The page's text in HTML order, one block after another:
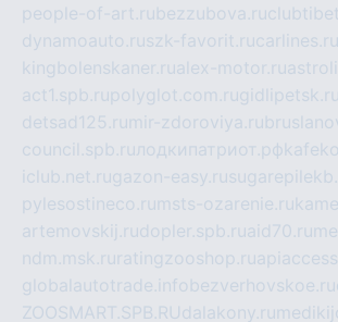
people-of-art.rubezzubova.ru
dynamoauto.ruszk-favorit.rucarlines.ru
kingbolenskaner.rualex-motor.ru
act1.spb.rupolyglot.com.rugidlipetsk.ru
detsad125.ru mir-zdoroviya.ru
council.spb.ruлодкипатриот.рф
iclub.net.rugazon-easy.ru
pylesostineco.ru msts-ozarenie.ru
artemovskij.rudopler.spb.ruaid70.ru
ndm.msk.ru ratingzooshop.ru
globalautotrade.info bezverhovskoe.ru
ZOOSMART.SPB.RUdalakony.ru